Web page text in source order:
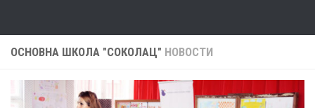
ОСНОВНА ШКОЛА "СОКОЛАЦ" НОВОСТИ